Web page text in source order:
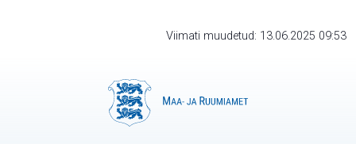
Viimati muudetud: 13.06.2025 09:53